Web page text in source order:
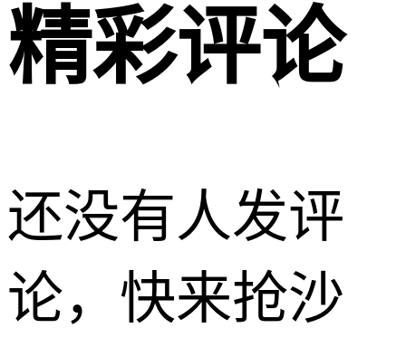
精彩评论
还没有人发评
论，快来抢沙